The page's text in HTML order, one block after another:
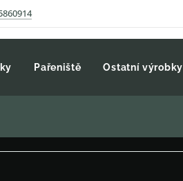
Pařeniště Ostatní výrobky